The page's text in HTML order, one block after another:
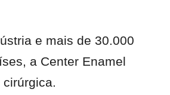
e mais de 30.000
a Center Enamel